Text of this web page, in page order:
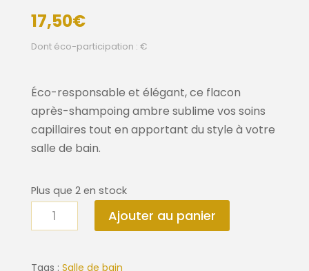
17,50€
Dont éco-participation : €
Éco-responsable et élégant, ce flacon
après-shampoing ambre sublime vos soins
capillaires tout en apportant du style à votre
salle de bain.
Plus que 2 en stock
quantité
de
après-
Ajouter au panier
Tags : Salle de bain